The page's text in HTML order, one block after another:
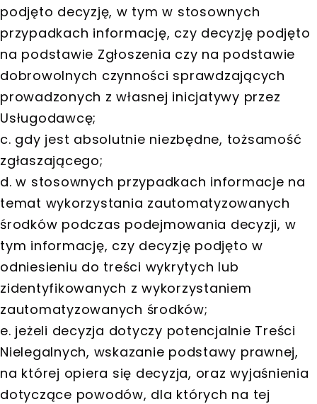
podjęto decyzję, w tym w stosownych
przypadkach informację, czy decyzję podjęto
na podstawie Zgłoszenia czy na podstawie
dobrowolnych czynności sprawdzających
prowadzonych z własnej inicjatywy przez
Usługodawcę;
c. gdy jest absolutnie niezbędne, tożsamość
zgłaszającego;
d. w stosownych przypadkach informacje na
temat wykorzystania zautomatyzowanych
środków podczas podejmowania decyzji, w
tym informację, czy decyzję podjęto w
odniesieniu do treści wykrytych lub
zidentyfikowanych z wykorzystaniem
zautomatyzowanych środków;
e. jeżeli decyzja dotyczy potencjalnie Treści
Nielegalnych, wskazanie podstawy prawnej,
na której opiera się decyzja, oraz wyjaśnienia
dotyczące powodów, dla których na tej